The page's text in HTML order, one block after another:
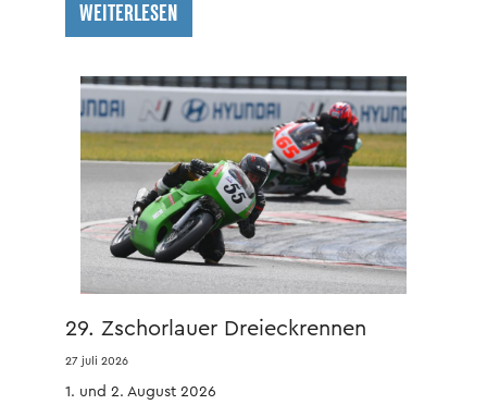
WEITERLESEN
29. Zschorlauer Dreieckrennen
27 juli 2026
1. und 2. August 2026